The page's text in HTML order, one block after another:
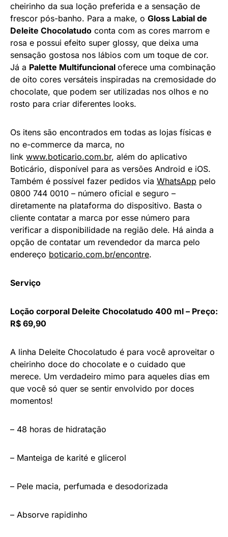
cheirinho da sua loção preferida e a sensação de
frescor pós-banho. Para a make, o Gloss Labial de
Deleite Chocolatudo conta com as cores marrom e
rosa e possui efeito super glossy, que deixa uma
sensação gostosa nos lábios com um toque de cor.
Já a Palette Multifuncional oferece uma combinação
de oito cores versáteis inspiradas na cremosidade do
chocolate, que podem ser utilizadas nos olhos e no
rosto para criar diferentes looks.
Os itens são encontrados em todas as lojas físicas e
no e-commerce da marca, no
link www.boticario.com.br, além do aplicativo
Boticário, disponível para as versões Android e iOS.
Também é possível fazer pedidos via WhatsApp pelo
0800 744 0010 – número oficial e seguro –
diretamente na plataforma do dispositivo. Basta o
cliente contatar a marca por esse número para
verificar a disponibilidade na região dele. Há ainda a
opção de contatar um revendedor da marca pelo
endereço boticario.com.br/encontre.
Serviço
Loção corporal Deleite Chocolatudo 400 ml – Preço:
R$ 69,90
A linha Deleite Chocolatudo é para você aproveitar o
cheirinho doce do chocolate e o cuidado que
merece. Um verdadeiro mimo para aqueles dias em
que você só quer se sentir envolvido por doces
momentos!
– 48 horas de hidratação
– Manteiga de karité e glicerol
– Pele macia, perfumada e desodorizada
– Absorve rapidinho